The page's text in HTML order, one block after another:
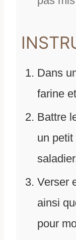
Dans
farine
Battre
un
Verser
ainsi
pour